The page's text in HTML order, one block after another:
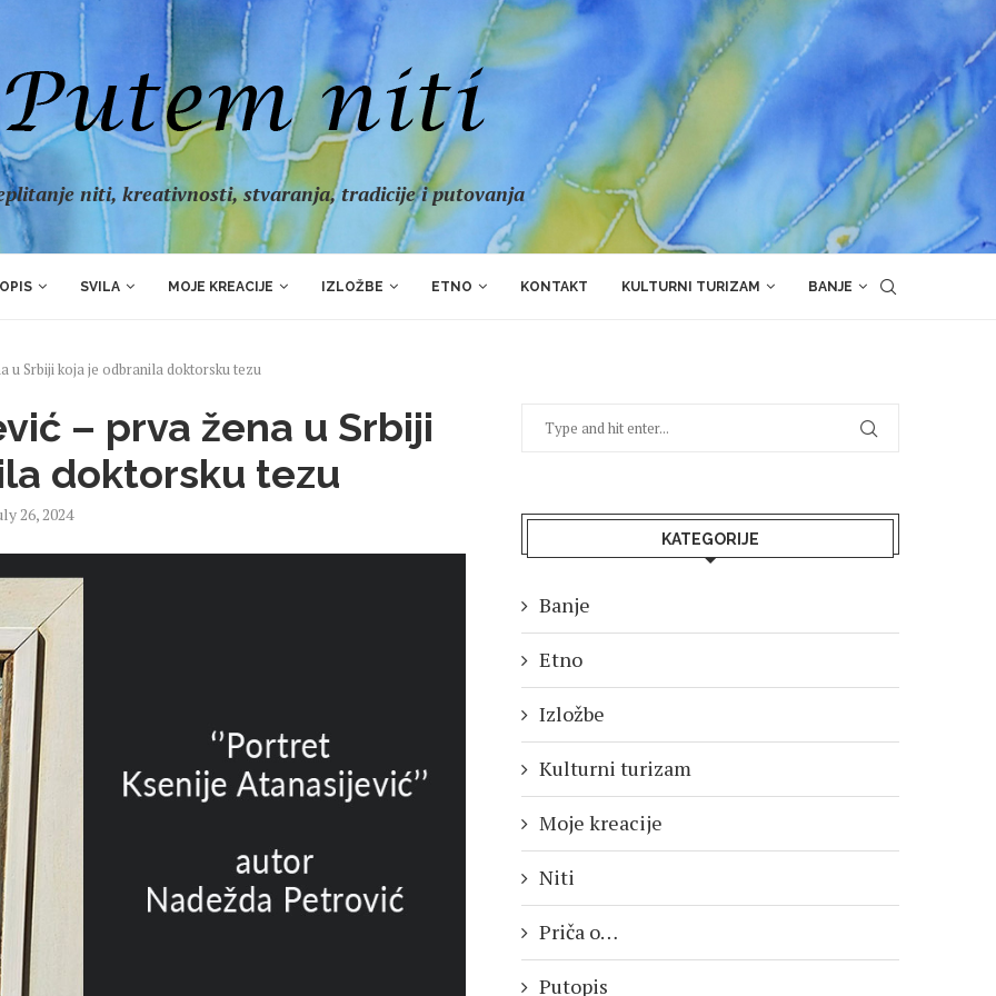
niti, kreativnosti, stvaranja, tradicije i putovanja
SVILA MOJE KREACIJE IZLOŽBE ETNO KONTAKT KULTURNI TURIZAM BANJE
u Srbiji koja je odbranila doktorsku tezu
– prva žena u Srbiji
doktorsku tezu
26, 2024
KATEGORIJE
Banje
Etno
Izložbe
Kulturni turizam
Moje kreacije
Niti
Priča o…
Putopis